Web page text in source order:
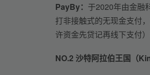
PayBy： 于2020年由金融
打非接触式的无现金支付
许资金先贷记再线下支付
NO.2 沙特阿拉伯王国（